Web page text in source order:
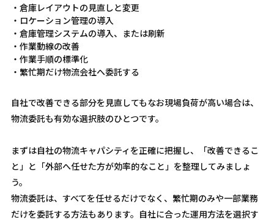
・倉庫レイアウトの見直しと変更
・ロケーション管理の導入
・倉庫管理システムの導入、または刷新
・作業動線の改善
・作業手順の標準化
・繁忙期だけ物流会社へ委託する
自社で改善できる部分を見直してもなお現場負荷が高い場合は、
物流委託も有効な選択肢のひとつです。
まずは自社の物流キャパシティを正確に把握し、「改善できるこ
と」と「外部へ任せた方が効率的なこと」を整理してみましょ
う。
物流委託は、すべてを任せるだけでなく、繁忙期のみや一部業務
だけを委託する方法もあります。自社に合った運用方法を選択す